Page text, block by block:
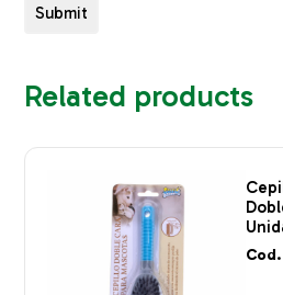
Related products
Cod.